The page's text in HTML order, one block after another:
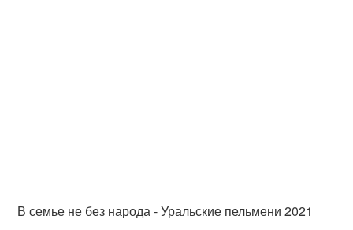
В семье не без народа - Уральские пельмени 2021